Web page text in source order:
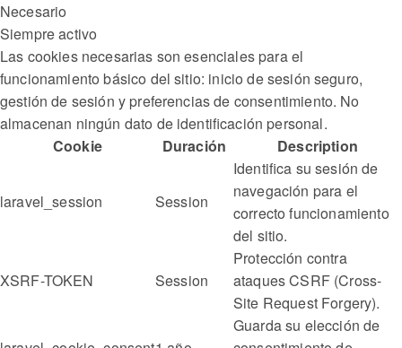
Necesario
Siempre activo
Las cookies necesarias son esenciales para el
funcionamiento básico del sitio: inicio de sesión seguro,
gestión de sesión y preferencias de consentimiento. No
almacenan ningún dato de identificación personal.
Cookie
Duración Description
laravel_session Session
Identifica su sesión de
navegación para el
correcto funcionamiento
del sitio.
XSRF-TOKEN Session
Protección contra
ataques CSRF (Cross-
Site Request Forgery).
Guarda su elección de